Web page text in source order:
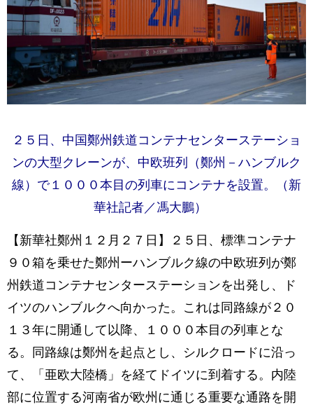
２５日、中国鄭州鉄道コンテナセンターステーショ
ンの大型クレーンが、中欧班列（鄭州－ハンブルク
線）で１０００本目の列車にコンテナを設置。（新
華社記者／馮大鵬）
【新華社鄭州１２月２７日】２５日、標準コンテナ
９０箱を乗せた鄭州ーハンブルク線の中欧班列が鄭
州鉄道コンテナセンターステーションを出発し、ド
イツのハンブルクへ向かった。これは同路線が２０
１３年に開通して以降、１０００本目の列車とな
る。同路線は鄭州を起点とし、シルクロードに沿っ
て、「亜欧大陸橋」を経てドイツに到着する。内陸
部に位置する河南省が欧州に通じる重要な通路を開